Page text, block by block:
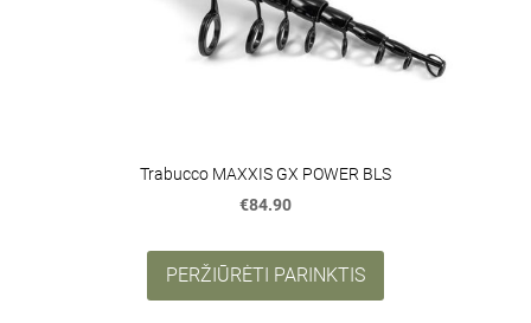
Trabucco MAXXIS GX POWER BLS
€84.90
PERŽIŪRĖTI PARINKTIS